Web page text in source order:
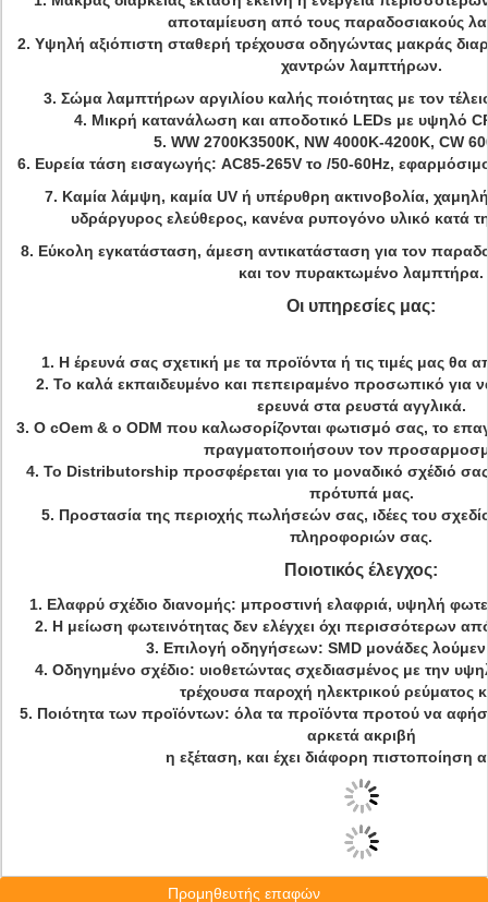
αποταμίευση από τους παραδοσιακούς
2. Υψηλή αξιόπιστη σταθερή τρέχουσα οδηγώντας μακράς
χαντρών λαμπτήρων.
3. Σώμα λαμπτήρων αργιλίου καλής ποιότητας με τον
4. Μικρή κατανάλωση και αποδοτικό LEDs με υψηλό
5. WW 2700K3500K, NW 4000K-4200K, CW
6. Ευρεία τάση εισαγωγής: AC85-265V το /50-60Hz,
7. Καμία λάμψη, καμία UV ή υπέρυθρη ακτινοβολία,
υδράργυρος ελεύθερος, κανένα ρυπογόνο υλικό κατά
8. Εύκολη εγκατάσταση, άμεση αντικατάσταση για τον
και τον πυρακτωμένο λαμπτήρα.
Οι υπηρεσίες μας:
1. Η έρευνά σας σχετική με τα προϊόντα ή τις τιμές μας θα
2. Το καλά εκπαιδευμένο και πεπειραμένο προσωπικό για
ερευνά στα ρευστά αγγλικά.
3. Ο cOem & ο ODM που καλωσορίζονται φωτισμό σας, το
πραγματοποιήσουν τον
4. Το Distributorship προσφέρεται για το μοναδικό σχέδιό
πρότυπά μας.
5. Προστασία της περιοχής πωλήσεών σας, ιδέες του
πληροφοριών σας.
Ποιοτικός έλεγχος:
1. Ελαφρύ σχέδιο διανομής: μπροστινή ελαφριά, υψηλή
2. Η μείωση φωτεινότητας δεν ελέγχει όχι περισσότερων
3. Επιλογή οδηγήσεων: SMD μονάδες
4. Οδηγημένο σχέδιο: υιοθετώντας σχεδιασμένος με την
τρέχουσα παροχή ηλεκτρικού ρεύματος
5. Ποιότητα των προϊόντων: όλα τα προϊόντα προτού να
αρκετά ακριβή
η εξέταση, και έχει διάφορη πιστοποίηση
Προμηθευτής επαφών